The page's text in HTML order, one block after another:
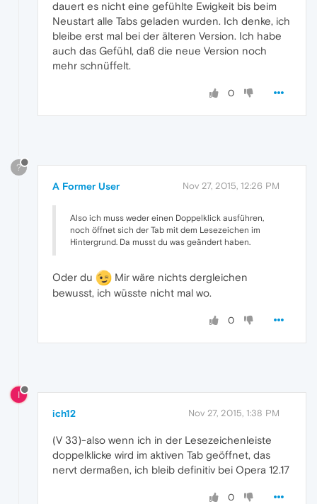
dauert es nicht eine gefühlte Ewigkeit bis beim
Neustart alle Tabs geladen wurden. Ich denke, ich
bleibe erst mal bei der älteren Version. Ich habe
auch das Gefühl, daß die neue Version noch
mehr schnüffelt.
0
?
A Former User Nov 27, 2015, 12:26 PM
Also ich muss weder einen Doppelklick ausführen,
noch öffnet sich der Tab mit dem Lesezeichen im
Hintergrund. Da musst du was geändert haben.
Oder du
Mir wäre nichts dergleichen
bewusst, ich wüsste nicht mal wo.
0
I
ich12 Nov 27, 2015, 1:38 PM
(V 33)-also wenn ich in der Lesezeichenleiste
doppelklicke wird im aktiven Tab geöffnet, das
nervt dermaßen, ich bleib definitiv bei Opera 12.17
0